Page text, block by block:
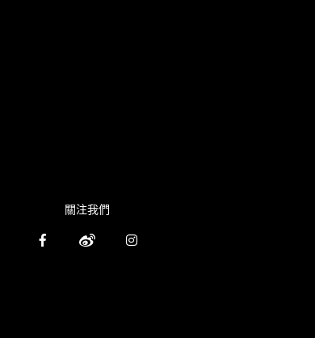
關注我們
  